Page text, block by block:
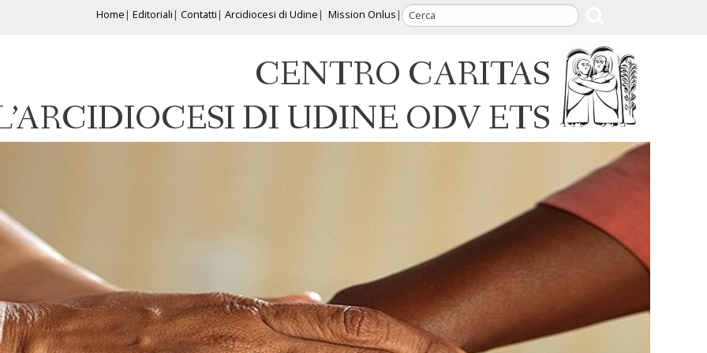
Home Editoriali Contatti Arcidiocesi di Udine Mission Onlus
CENTRO CARITAS
DI UDINE ODV ETS